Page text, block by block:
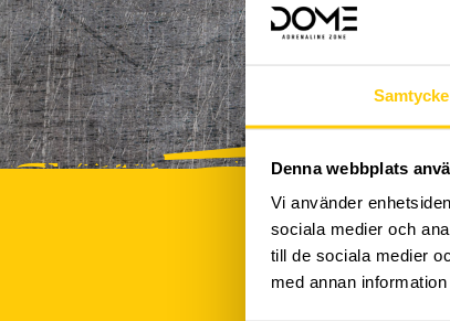
Samtycke
Denna webbplats
Vi använder
sociala medier och
till de sociala medier
med annan